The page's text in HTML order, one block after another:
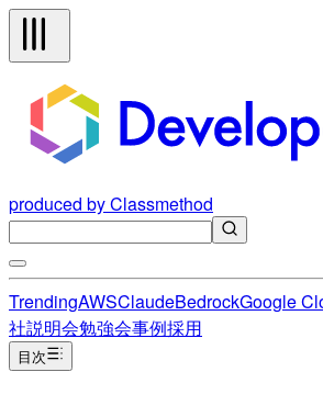
produced by Classmethod
TrendingAWSClaudeBedrockGoogle
社説明会勉強会事例採用
目次